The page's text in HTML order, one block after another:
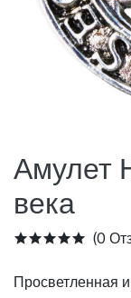
Амулет
века
(0
Просветленная